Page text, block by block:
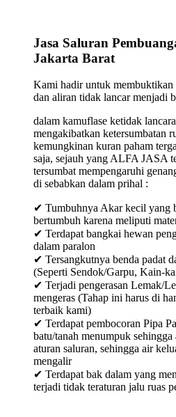
Jasa Saluran
Jakarta Barat
Kami hadir untuk
dan aliran tidak lancar menjadi
dalam kamuflase ketidak
mengakibatkan ketersumbatan
kemungkinan kuran paham
saja, sejauh yang ALFA JASA
tersumbat mempengaruhi
di sebabkan dalam prihal :
✔ Tumbuhnya Akar kecil yang
bertumbuh karena meliputi
✔ Terdapat bangkai hewan
dalam paralon
✔ Tersangkutnya benda padat
(Seperti Sendok/Garpu, Kain-
✔ Terjadi pengerasan Lemak/
mengeras (Tahap ini harus di
terbaik kami)
✔ Terdapat pembocoran Pipa
batu/tanah menumpuk
aturan saluran, sehingga air
mengalir
✔ Terdapat bak dalam yang
terjadi tidak teraturan jalu ruas